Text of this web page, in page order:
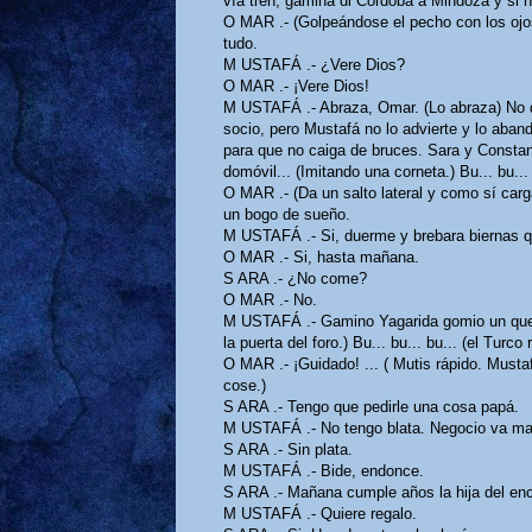
O MAR .- (Golpeándose el pecho con los
tudo.
M USTAFÁ .- ¿Vere Dios?
O MAR .- ¡Vere Dios!
M USTAFÁ .- Abraza, Omar. (Lo abraza)
socio, pero Mustafá no lo advierte y lo
para que no caiga de bruces. Sara y
domóvil... (Imitando una corneta.) Bu... bu...
O MAR .- (Da un salto lateral y como sí
un bogo de sueño.
M USTAFÁ .- Si, duerme y brebara biernas
O MAR .- Si, hasta mañana.
S ARA .- ¿No come?
O MAR .- No.
M USTAFÁ .- Gamino Yagarida gomio un
la puerta del foro.) Bu... bu... bu... (el Turco
O MAR .- ¡Guidado! ... ( Mutis rápido.
cose.)
S ARA .- Tengo que pedirle una cosa papá.
M USTAFÁ .- No tengo blata. Negocio va
S ARA .- Sin plata.
M USTAFÁ .- Bide, endonce.
S ARA .- Mañana cumple años la hija del
M USTAFÁ .- Quiere regalo.